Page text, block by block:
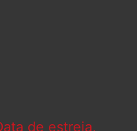
de estreia,